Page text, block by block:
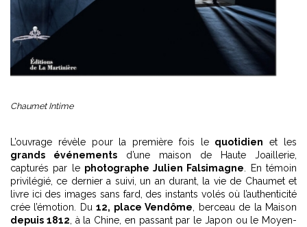
Chaumet Intime
L’ouvrage révèle pour la première fois le quotidien et les
grands événements d’une maison de Haute Joaillerie,
capturés par le photographe Julien Falsimagne . En témoin
privilégié, ce dernier a suivi, un an durant, la vie de Chaumet et
livre ici des images sans fard, des instants volés où l’authenticité
crée l’émotion. Du12, place Vendôme , berceau de la Maison
depuis 1812 , à la Chine, en passant par le Japon ou le Moyen-